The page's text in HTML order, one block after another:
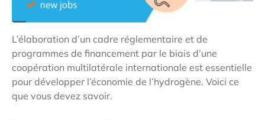
L’élaboration d’un cadre réglementaire et de
programmes de financement par le biais d’une
coopération multilatérale internationale est essentielle
pour développer l’économie de l’hydrogène. Voici ce
que vous devez savoir.